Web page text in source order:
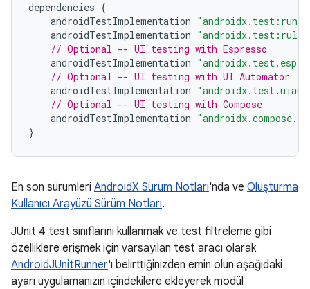
dependencies {
androidTestImplementation
androidTestImplementation
// Optional -- UI testing with Espresso
androidTestImplementation
// Optional -- UI testing with UI Automator
androidTestImplementation
// Optional -- UI testing with Compose
androidTestImplementation
}
En son sürümleri AndroidX Sürüm Notları'nda ve Oluşturma
Kullanıcı Arayüzü Sürüm Notları.
JUnit 4 test sınıflarını kullanmak ve test filtreleme gibi
özelliklere erişmek için varsayılan test aracı olarak
AndroidJUnitRunner'ı belirttiğinizden emin olun aşağıdaki
ayarı uygulamanızın içindekilere ekleyerek modül